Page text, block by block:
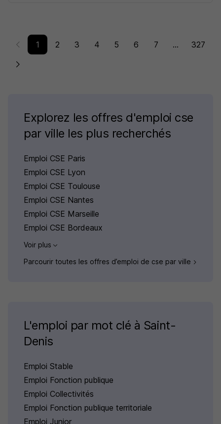
1 2 3 4 5 6 7 ... 327
Explorez les offres d'emploi cse
par ville les plus recherchés
Emploi CSE Paris
Emploi CSE Lyon
Emploi CSE Toulouse
Emploi CSE Nantes
Emploi CSE Marseille
Emploi CSE Bordeaux
Voir plus
Parcourir toutes les offres d’emploi de cse par ville
L'emploi par mot clé à Saint-
Denis
Emploi Stable
Emploi Fonction publique
Emploi Collectivités
Emploi Fonction publique territoriale
Emploi Junior